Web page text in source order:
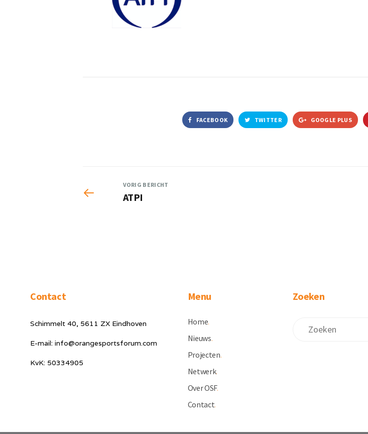
FACEBOOK TWITTER GOOGLE PLUS
VORIG BERICHT
ATPI
Contact
Schimmelt 40, 5611 ZX Eindhoven
E-mail: info@orangesportsforum.com
KvK: 50334905
Menu
Home.
Nieuws.
Projecten.
Netwerk.
Over OSF.
Contact.
Zoeken